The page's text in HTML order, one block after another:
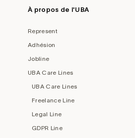
À propos de l'UBA
Represent
Adhésion
Jobline
UBA Care Lines
UBA Care Lines
Freelance Line
Legal Line
GDPR Line